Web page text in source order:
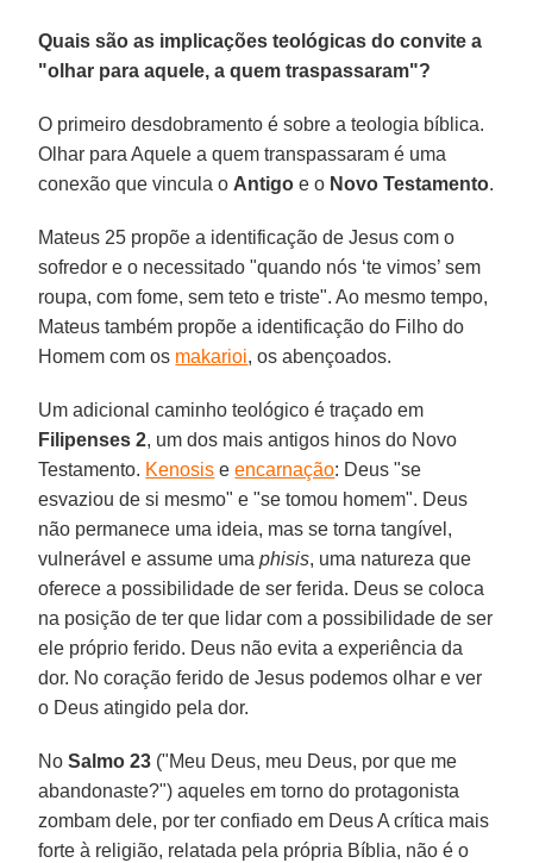
Quais são as implicações teológicas do convite a
"olhar para aquele, a quem traspassaram"?
O primeiro desdobramento é sobre a teologia bíblica.
Olhar para Aquele a quem transpassaram é uma
conexão que vincula o Antigo e o Novo Testamento.
Mateus 25 propõe a identificação de Jesus com o
sofredor e o necessitado "quando nós ‘te vimos’ sem
roupa, com fome, sem teto e triste". Ao mesmo tempo,
Mateus também propõe a identificação do Filho do
Homem com os makarioi, os abençoados.
Um adicional caminho teológico é traçado em
Filipenses 2, um dos mais antigos hinos do Novo
Testamento. Kenosis eencarnação: Deus "se
esvaziou de si mesmo" e "se tomou homem". Deus
não permanece uma ideia, mas se torna tangível,
vulnerável e assume umaphisis, uma natureza que
oferece a possibilidade de ser ferida. Deus se coloca
na posição de ter que lidar com a possibilidade de ser
ele próprio ferido. Deus não evita a experiência da
dor. No coração ferido de Jesus podemos olhar e ver
o Deus atingido pela dor.
NoSalmo 23 ("Meu Deus, meu Deus, por que me
abandonaste?") aqueles em torno do protagonista
zombam dele, por ter confiado em Deus A crítica mais
forte à religião, relatada pela própria Bíblia, não é o